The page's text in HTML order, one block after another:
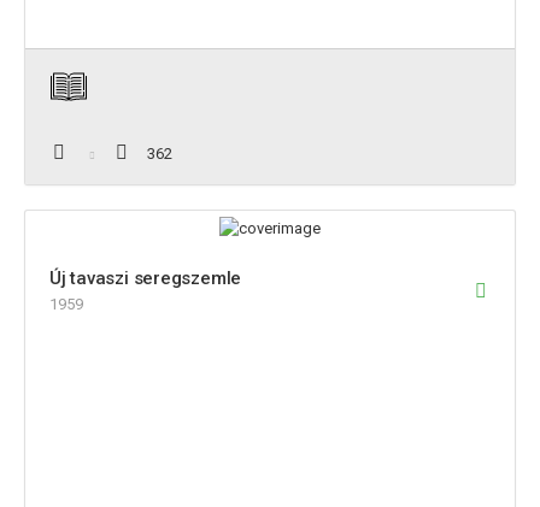
362
Új tavaszi seregszemle
1959